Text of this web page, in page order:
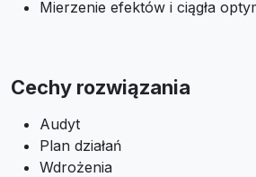
Mierzenie efektów i ciągła
Cechy rozwiązania
Audyt
Plan działań
Wdrożenia